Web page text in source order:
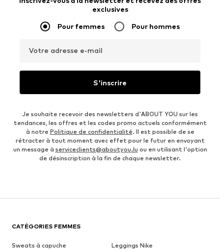
exclusives
Pour femmes Pour hommes
Votre adresse e-mail
S'inscrire
Je souhaite recevoir des newsletters d'ABOUT YOU sur les
tendances, les offres et les codes promo actuels conformément
à notre Politique de confidentialité. Il est possible de se
rétracter à tout moment avec effet pour le futur en envoyant
un message à serviceclients@aboutyou.lu ou en utilisant l'option
de désinscription à la fin de chaque newsletter.
CATÉGORIES FEMMES
Sweats à capuche
Leggings Nike